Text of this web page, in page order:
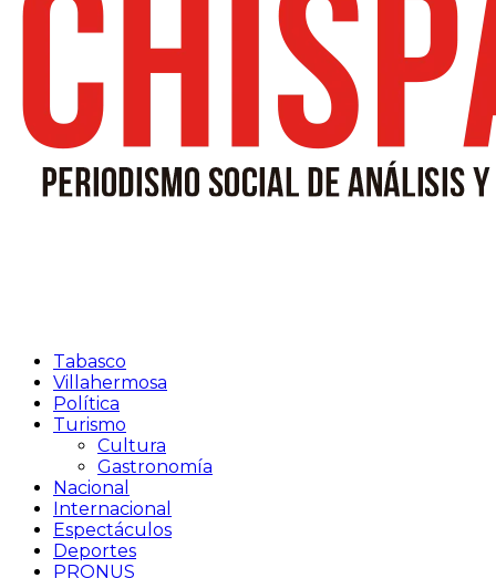
Tabasco
Villahermosa
Política
Turismo
Cultura
Gastronomía
Nacional
Internacional
Espectáculos
Deportes
PRONUS